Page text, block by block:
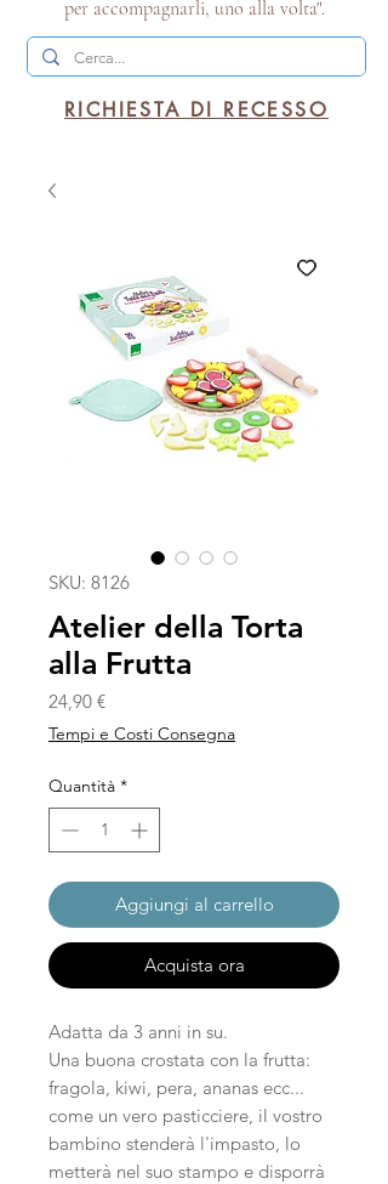
per accompagnarli, uno alla volta".
RICHIESTA DI RECESSO
SKU: 8126
Atelier della Torta
alla Frutta
24,90 €Prezzo
Tempi e Costi Consegna
Quantità *
Aggiungi al carrello
Acquista ora
Adatta da 3 anni in su.
Una buona crostata con la frutta:
fragola, kiwi, pera, ananas ecc...
come un vero pasticciere, il vostro
bambino stenderà l'impasto, lo
metterà nel suo stampo e disporrà